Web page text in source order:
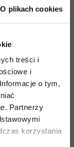
O plikach cookies
treści i
i
Informacje o tym,
Partnerzy
korzystania